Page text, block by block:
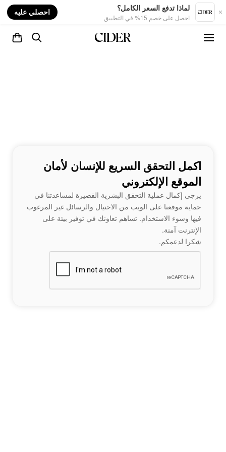
لماذا تدفع السعر الكامل؟
احصل على خصم 15% في التطبيق
احصلي عليه
اكمل التحقق السريع للإنسان لأمان
الموقع الإلكتروني
يرجى إكمال عملية التحقق البشرية القصيرة لمساعدتنا في
حماية موقعنا على الويب من الاحتيال والرسائل غير المرغوب
فيها وسوء الاستخدام. تساهم تعاونك في توفير بيئة على
الإنترنت آمنة.
شكرا لدعمكم.